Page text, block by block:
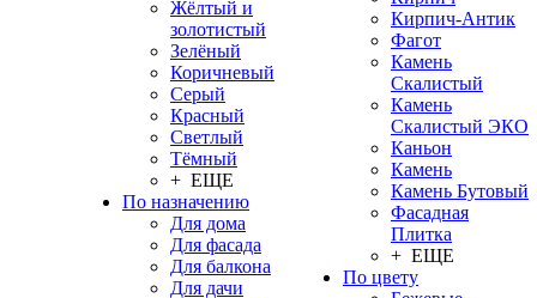
Жёлтый и
золотистый
Зелёный
Коричневый
Серый
Красный
Светлый
Тёмный
+ ЕЩЕ
По назначению
Для дома
Для фасада
Для балкона
Для дачи
Кирпич-Антик
Фагот
Камень
Скалистый
Камень
Скалистый ЭКО
Каньон
Камень
Камень Бутовый
Фасадная
Плитка
+ ЕЩЕ
По цвету